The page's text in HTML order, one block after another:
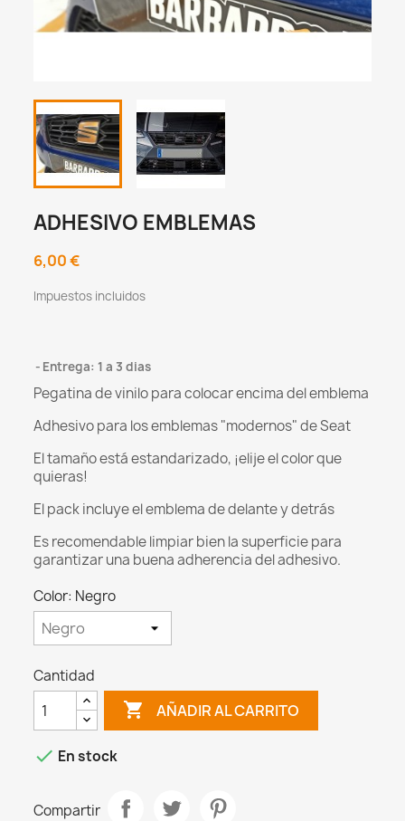
ADHESIVO EMBLEMAS
6,00 €
Impuestos incluidos
Entrega: 1 a 3 dias
Pegatina de vinilo para colocar encima del emblema
Adhesivo para los emblemas "modernos" de Seat
El tamaño está estandarizado, ¡elije el color que
quieras!
El pack incluye el emblema de delante y detrás
Es recomendable limpiar bien la superficie para
garantizar una buena adherencia del adhesivo.
Color: Negro
Cantidad
 AÑADIR AL CARRITO
 En stock
Compartir